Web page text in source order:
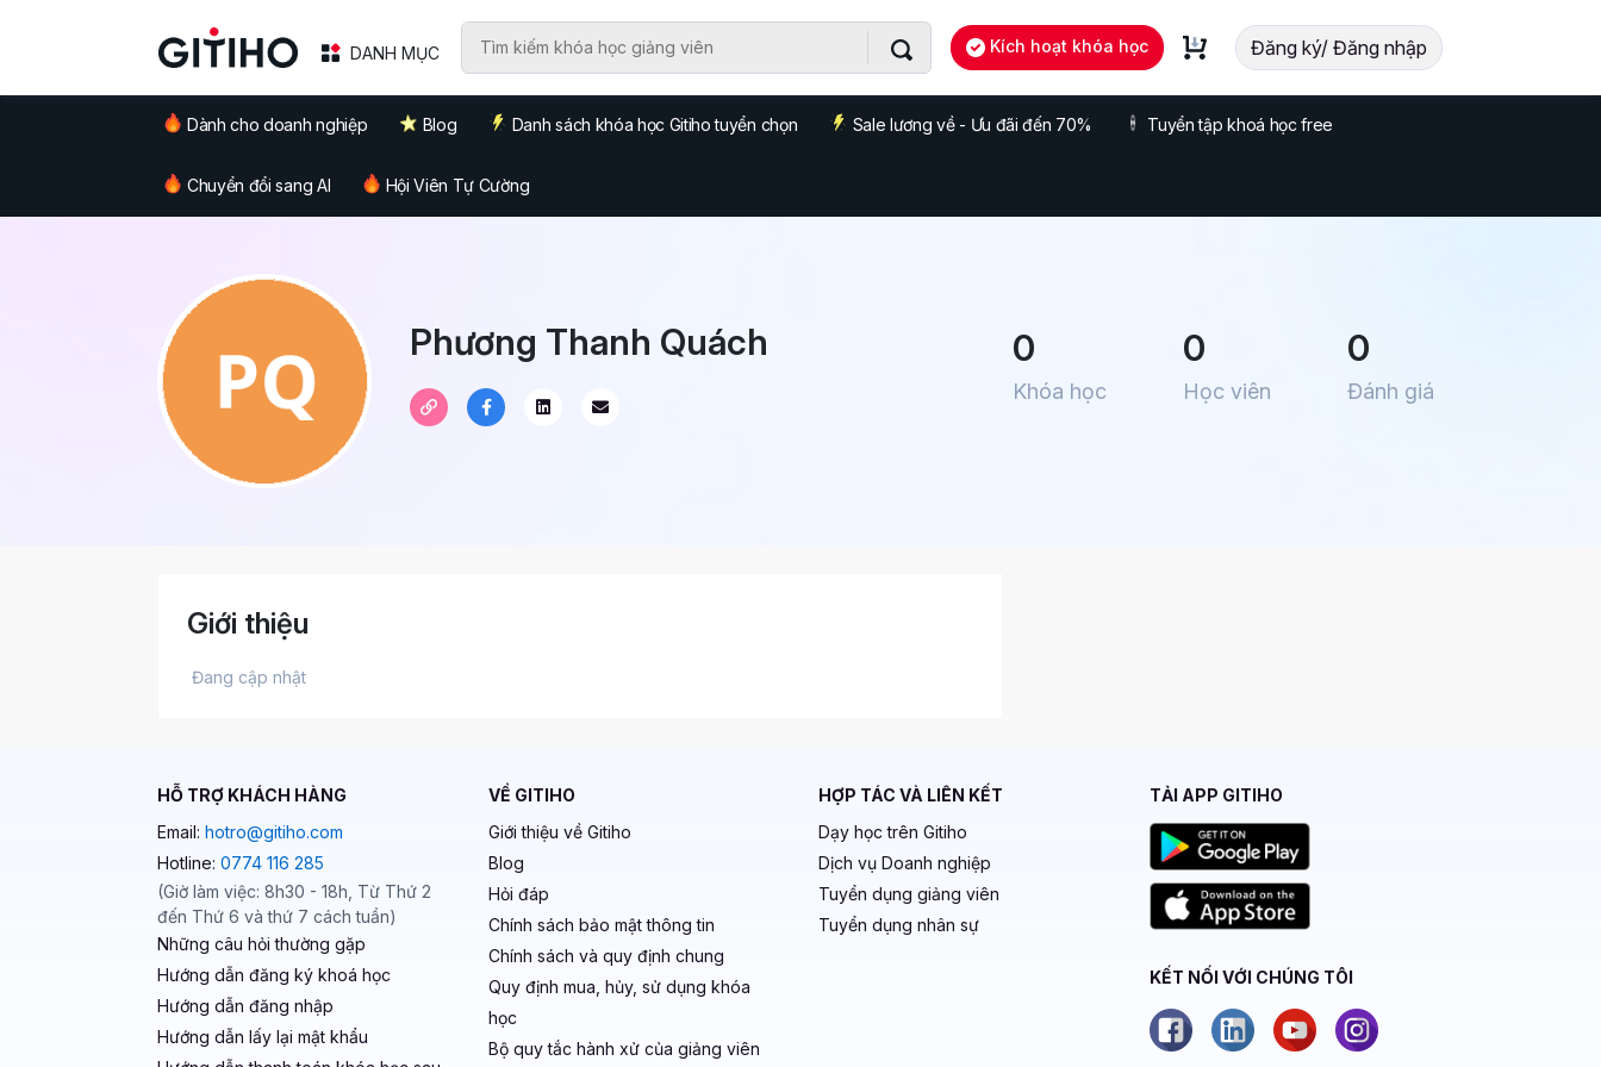
DANH MỤC Kích hoạt khóa học Đăng ký/ Đăng nhập
Dành cho doanh nghiệp Blog Danh sách khóa học Gitiho tuyển chọn Sale lương về - Ưu đãi đến 70% Tuyển tập khoá học free
Chuyển đổi sang AI Hội Viên Tự Cường
Phương Thanh Quách 0
Khóa học
0
Học viên
0
Đánh giá
Giới thiệu
Đang cập nhật
HỖ TRỢ KHÁCH HÀNG
Email: hotro@gitiho.com
Hotline: 0774 116 285
(Giờ làm việc: 8h30 - 18h, Từ Thứ 2
đến Thứ 6 và thứ 7 cách tuần)
Những câu hỏi thường gặp
Hướng dẫn đăng ký khoá học
Hướng dẫn đăng nhập
Hướng dẫn lấy lại mật khẩu
VỀ GITIHO
Giới thiệu về Gitiho
Blog
Hỏi đáp
Chính sách bảo mật thông tin
Chính sách và quy định chung
Quy định mua, hủy, sử dụng khóa
học
Bộ quy tắc hành xử của giảng viên
HỢP TÁC VÀ LIÊN KẾT
Dạy học trên Gitiho
Dịch vụ Doanh nghiệp
Tuyển dụng giảng viên
Tuyển dụng nhân sự
TẢI APP GITIHO
KẾT NỐI VỚI CHÚNG TÔI